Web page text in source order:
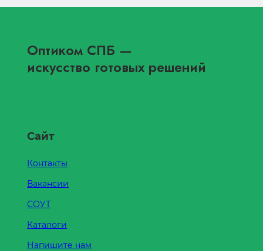
Оптиком СПБ —
искусство готовых решений
Сайт
Контакты
Вакансии
СОУТ
Каталоги
Напишите нам